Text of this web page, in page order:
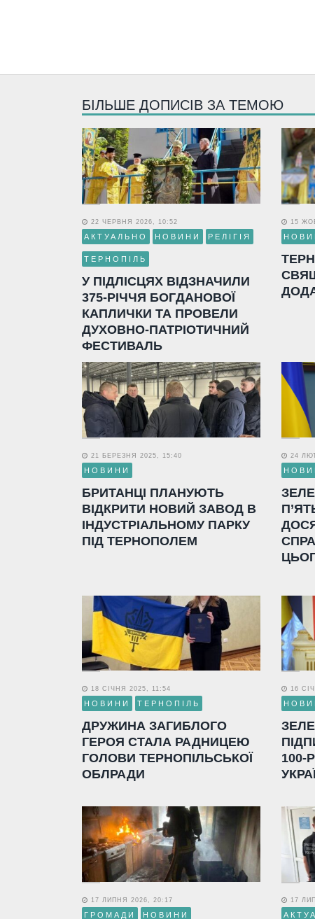
БІЛЬШЕ ДОПИСІВ ЗА ТЕМОЮ
22 ЧЕРВНЯ 2026, 10:52
АКТУАЛЬНО НОВИНИ РЕЛІГІЯ
ТЕРНОПІЛЬ
У ПІДЛІСЦЯХ ВІДЗНАЧИЛИ
375-РІЧЧЯ БОГДАНОВОЇ
КАПЛИЧКИ ТА ПРОВЕЛИ
ДУХОВНО-ПАТРІОТИЧНИЙ
ФЕСТИВАЛЬ
15
21 БЕРЕЗНЯ 2025, 15:40
НОВИНИ
БРИТАНЦІ ПЛАНУЮТЬ
ВІДКРИТИ НОВИЙ ЗАВОД В
ІНДУСТРІАЛЬНОМУ ПАРКУ
ПІД ТЕРНОПОЛЕМ
24
18 СІЧНЯ 2025, 11:54
НОВИНИ ТЕРНОПІЛЬ
ДРУЖИНА ЗАГИБЛОГО
ГЕРОЯ СТАЛА РАДНИЦЕЮ
ГОЛОВИ ТЕРНОПІЛЬСЬКОЇ
ОБЛРАДИ
16
100-
17 ЛИПНЯ 2026, 20:17
ГРОМАДИ НОВИНИ
17